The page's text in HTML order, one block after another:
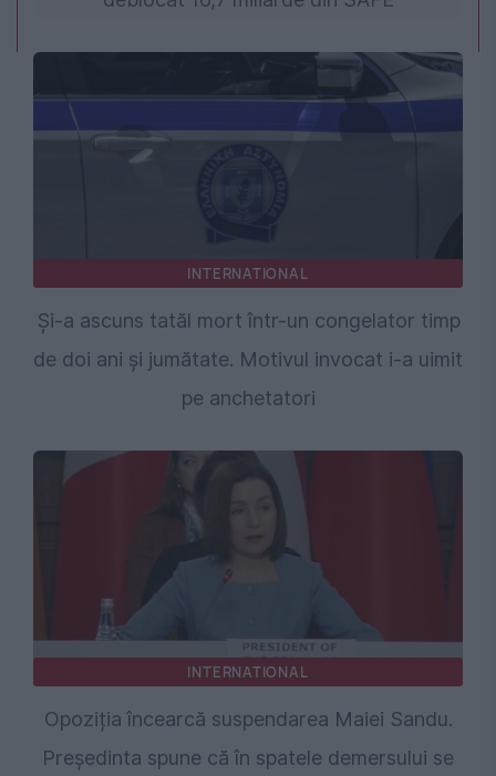
INTERNATIONAL
Și-a ascuns tatăl mort într-un congelator timp
de doi ani și jumătate. Motivul invocat i-a uimit
pe anchetatori
INTERNATIONAL
Opoziția încearcă suspendarea Maiei Sandu.
Președinta spune că în spatele demersului se